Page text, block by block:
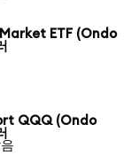
ETF (Ondo
QQQ (Ondo